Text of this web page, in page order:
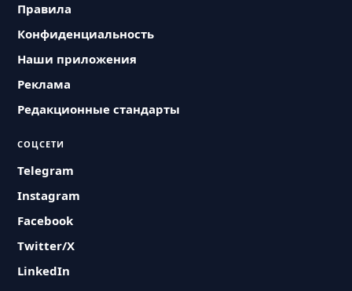
Правила
Конфиденциальность
Наши приложения
Реклама
Редакционные стандарты
СОЦСЕТИ
Telegram
Instagram
Facebook
Twitter/X
LinkedIn